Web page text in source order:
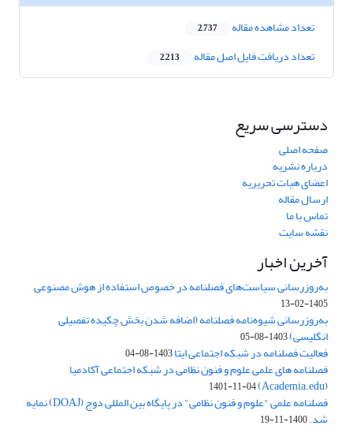
تعداد مشاهده مقاله 2,737
تعداد دریافت فایل اصل مقاله 2,213
دسترسی سریع
صفحه اصلی
درباره نشریه
اعضای هیات تحریریه
ارسال مقاله
تماس با ما
نقشه سایت
آخرین اخبار
به‌روزرسانی سیاست‌های فصلنامه در خصوص استفاده از هوش مصنوعی
1405-02-13
به‌روزرسانی شیوه‌نامه فصلنامه (اضافه شدن بخش چکیده تفصیلی
انگلیسی)1403-08-05
فعالیت فصلنامه در شبکه اجتماعی ایتا1403-08-04
فصلنامه های علمی علوم و فنون نظامی در شبکه اجتماعی آکادمیا
(Academia.edu)
1401-11-04
فصلنامه علمی "علوم و فنون نظامی" در پایگاه بین المللی دوج (DOAJ) نمایه
شد.1400-11-19